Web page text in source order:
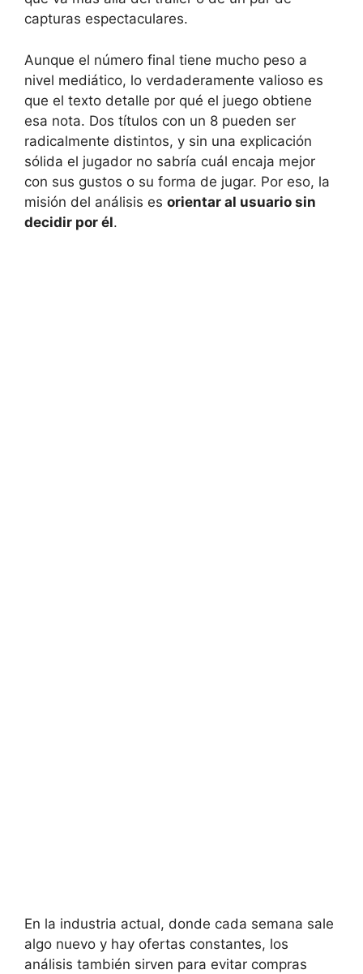
capturas espectaculares.
Aunque el número final tiene mucho peso a
nivel mediático, lo verdaderamente valioso es
que el texto detalle por qué el juego obtiene
esa nota. Dos títulos con un 8 pueden ser
radicalmente distintos, y sin una explicación
sólida el jugador no sabría cuál encaja mejor
con sus gustos o su forma de jugar. Por eso, la
misión del análisis es orientar al usuario sin
decidir por él.
En la industria actual, donde cada semana sale
algo nuevo y hay ofertas constantes, los
análisis también sirven para evitar compras